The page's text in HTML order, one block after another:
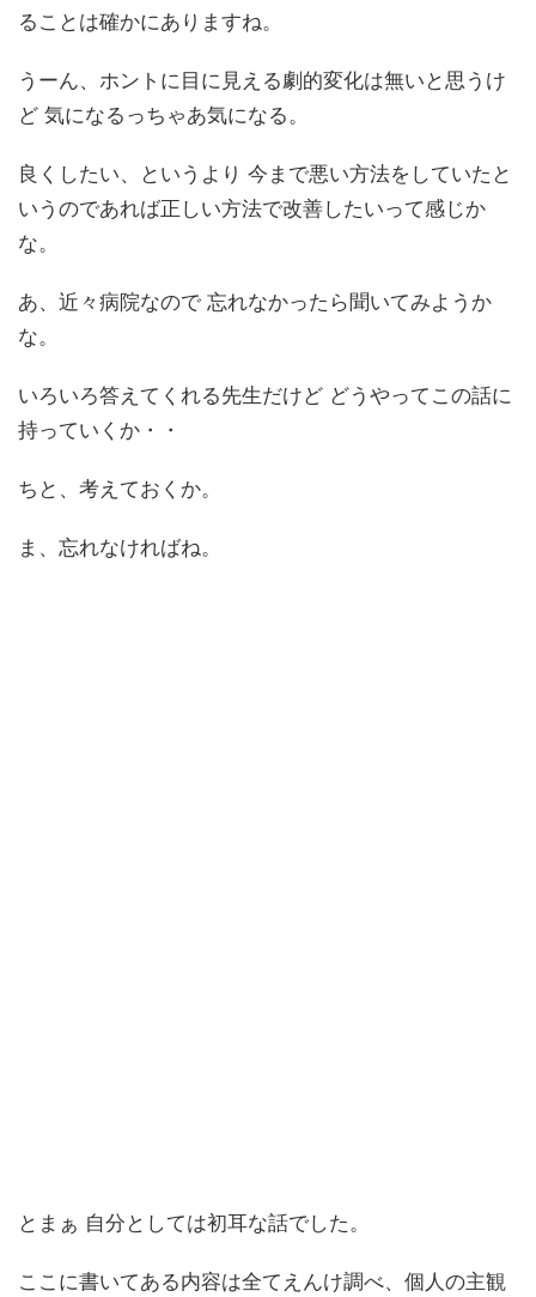
ることは確かにありますね。
うーん、ホントに目に見える劇的変化は無いと思うけ
ど 気になるっちゃあ気になる。
良くしたい、というより 今まで悪い方法をしていたと
いうのであれば正しい方法で改善したいって感じか
な。
あ、近々病院なので 忘れなかったら聞いてみようか
な。
いろいろ答えてくれる先生だけど どうやってこの話に
持っていくか・・
ちと、考えておくか。
ま、忘れなければね。
とまぁ 自分としては初耳な話でした。
ここに書いてある内容は全てえんけ調べ、個人の主観